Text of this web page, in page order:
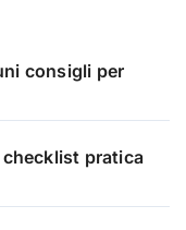
consigli per
pratica